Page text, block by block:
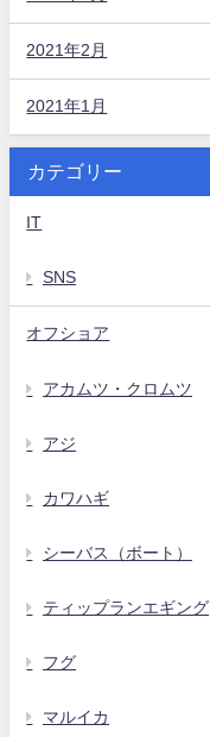
2021年2月
2021年1月
カテゴリー
IT
SNS
オフショア
アカムツ・クロムツ
アジ
カワハギ
シーバス（ボート）
ティップランエギング
フグ
マルイカ